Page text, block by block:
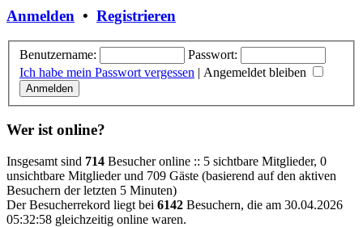
Anmelden • Registrieren
Benutzername:
Passwort:
Ich habe mein Passwort vergessen | Angemeldet bleiben
Wer ist online?
Insgesamt sind 714 Besucher online :: 5 sichtbare Mitglieder, 0
unsichtbare Mitglieder und 709 Gäste (basierend auf den aktiven
Besuchern der letzten 5 Minuten)
Der Besucherrekord liegt bei 6142 Besuchern, die am 30.04.2026
05:32:58 gleichzeitig online waren.